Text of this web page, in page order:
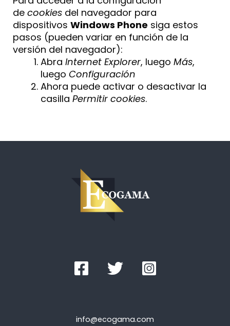
de cookies del navegador para
dispositivos Windows Phone siga estos
pasos (pueden variar en función de la
versión del navegador):
Abra Internet Explorer, luego Más,
luego Configuración
Ahora puede activar o desactivar la
casilla Permitir cookies.
info@ecogama.com